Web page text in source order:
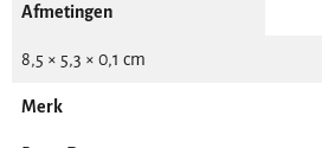
Afmetingen
8,5 × 5,3 × 0,1 cm
Merk